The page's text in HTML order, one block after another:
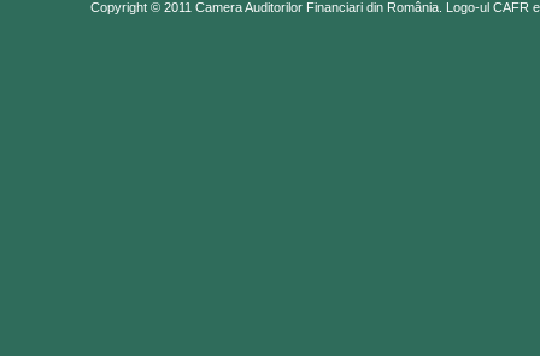
Copyright © 2011 Camera Auditorilor Financiari din România. Logo-ul